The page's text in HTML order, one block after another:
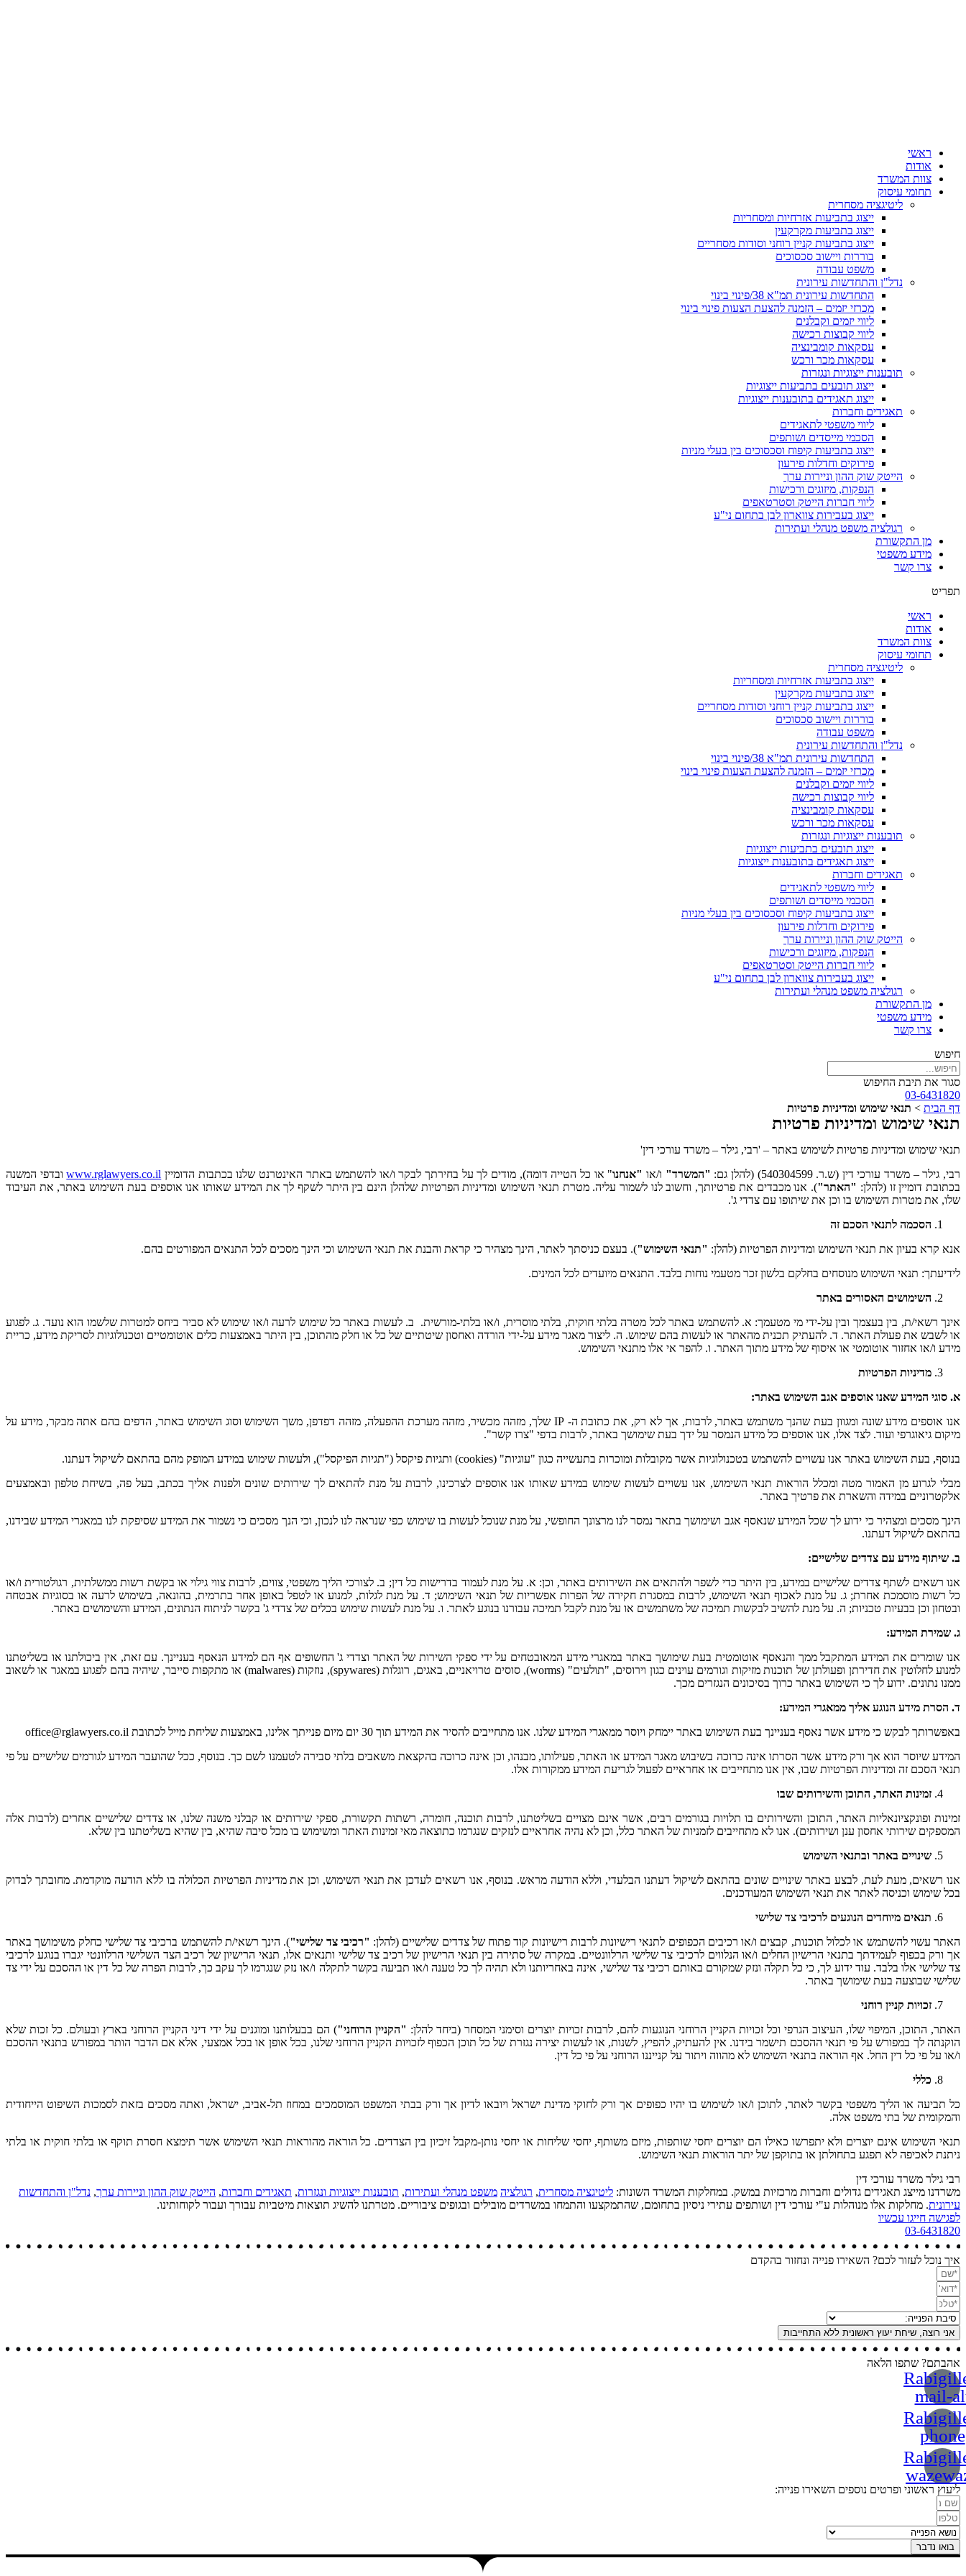
ראשי
אודות
צוות המשרד
תחומי עיסוק
ליטיגציה מסחרית
ייצוג בתביעות אזרחיות ומסחריות
ייצוג בתביעות מקרקעין
ייצוג בתביעות קניין רוחני וסודות מסחריים
בוררות ויישוב סכסוכים
משפט עבודה
נדל"ן והתחדשות עירונית
התחדשות עירונית תמ"א 38/פינוי בינוי
מכרזי יזמים – הזמנה להצעת הצעות פינוי בינוי
ליווי יזמים וקבלנים
ליווי קבוצות רכישה
עסקאות קומבינציה
עסקאות מכר ורכש
תובענות ייצוגיות ונגזרות
ייצוג תובעים בתביעות ייצוגיות
ייצוג תאגידים בתובענות ייצוגיות
תאגידים וחברות
ליווי משפטי לתאגידים
​הסכמי מייסדים ושותפים
​ייצוג בתביעות קיפוח וסכסוכים בין בעלי מניות
פירוקים וחדלות פירעון
הייטק שוק ההון וניירות ערך
הנפקות, מיזוגים ורכישות
ליווי חברות הייטק וסטרטאפים
ייצוג בעבירות צווארון לבן בתחום ני"ע
רגולציה משפט מנהלי ועתירות
מן התקשורת
מידע משפטי
צרו קשר
תפריט
ראשי
אודות
צוות המשרד
תחומי עיסוק
ליטיגציה מסחרית
ייצוג בתביעות אזרחיות ומסחריות
ייצוג בתביעות מקרקעין
ייצוג בתביעות קניין רוחני וסודות מסחריים
בוררות ויישוב סכסוכים
משפט עבודה
נדל"ן והתחדשות עירונית
התחדשות עירונית תמ"א 38/פינוי בינוי
מכרזי יזמים – הזמנה להצעת הצעות פינוי בינוי
ליווי יזמים וקבלנים
ליווי קבוצות רכישה
עסקאות קומבינציה
עסקאות מכר ורכש
תובענות ייצוגיות ונגזרות
ייצוג תובעים בתביעות ייצוגיות
ייצוג תאגידים בתובענות ייצוגיות
תאגידים וחברות
ליווי משפטי לתאגידים
​הסכמי מייסדים ושותפים
​ייצוג בתביעות קיפוח וסכסוכים בין בעלי מניות
פירוקים וחדלות פירעון
הייטק שוק ההון וניירות ערך
הנפקות, מיזוגים ורכישות
ליווי חברות הייטק וסטרטאפים
ייצוג בעבירות צווארון לבן בתחום ני"ע
רגולציה משפט מנהלי ועתירות
מן התקשורת
מידע משפטי
צרו קשר
חיפוש
סגור את תיבת החיפוש
03-6431820
דף הבית > תנאי שימוש ומדיניות פרטיות
תנאי שימוש ומדיניות פרטיות
תנאי שימוש ומדיניות פרטיות לשימוש באתר – 'רבי, גילר – משרד עורכי דין'
רבי, גילר – משרד עורכי דין (ש.ר. 540304599) (להלן גם:
"המשרד" ו/או "אנחנו" או כל הטייה דומה), מודים לך על בחירתך לבקר ו/או להשתמש באתר האינטרנט שלנו בכתבות הדומיין www.rglawyers.co.ilובדפי המשנה
בכתובת דומיין זו (להלן: "האתר"). אנו מכבדים את פרטיותך, וחשוב לנו לשמור עליה. מטרת תנאי השימוש ומדיניות הפרטיות שלהלן הינם בין היתר לשקף לך את המידע שאותו אנו אוספים בעת השימוש באתר, את העיבוד
שלו, את מטרות השימוש בו וכן את שיתופו עם צדדי ג'.
הסכמה לתנאי הסכם זה
אנא קרא בעיון את תנאי השימוש ומדיניות הפרטיות (להלן: "תנאי השימוש"). בעצם כניסתך לאתר, הינך מצהיר כי קראת והבנת את תנאי השימוש וכי הינך מסכים לכל התנאים המפורטים בהם.
לידיעתך: תנאי השימוש מנוסחים בחלקם בלשון זכר מטעמי נוחות בלבד. התנאים מיועדים לכל המינים.
השימושים האסורים באתר
אינך רשאי/ת, בין בעצמך ובין על-ידי מי מטעמך: א. להשתמש באתר לכל מטרה בלתי חוקית, בלתי מוסרית, ו/או בלתי-מורשית. ב. לעשות באתר כל שימוש לרעה ו/או שימוש לא סביר ביחס למטרות שלשמו הוא נועד. ג. לפגוע
או לשבש את פעולת האתר. ד. להעתיק תכנית מהאתר או לעשות בהם שימוש. ה. ליצור מאגר מידע על-ידי הורדה ואחסון שיטתיים של כל או חלק מהתוכן, בין היתר באמצעות כלים אוטומטיים וטכנולוגיות לסריקת מידע, כריית
מידע ו/או אחזור אוטומטי או איסוף של מידע מתוך האתר. ו. להפר אי אלו מתנאי השימוש.
מדיניות הפרטיות
א. סוגי המידע שאנו אוספים אגב השימוש באתר:
אנו אוספים מידע שונה ומגוון בעת שהנך משתמש באתר, לרבות, אך לא רק, את כתובת ה- IP שלך, מזהה מכשיר, מזהה מערכת ההפעלה, מזהה דפדפן, משך השימוש וסוג השימוש באתר, הדפים בהם אתה מבקר, מידע על
מיקום גיאוגרפי ועוד. לצד אלו, אנו אוספים כל מידע הנמסר על ידך בעת שימושך באתר, לרבות בדפי "צרו קשר".
בנוסף, בעת השימוש באתר אנו עשויים להשתמש בטכנולוגיות אשר מקובלות ומוכרות בתעשייה כגון "עוגיות" (cookies) ותגיות פיקסל ("תגיות הפיקסל"), ולעשות שימוש במידע המופק מהם בהתאם לשיקול דעתנו.
מבלי לגרוע מן האמור מטה ומכלל הוראות תנאי השימוש, אנו עשויים לעשות שימוש במידע שאותו אנו אוספים לצרכינו, לרבות על מנת להתאים לך שירותים שונים ולפנות אליך בכתב, בעל פה, בשיחת טלפון ובאמצעים
אלקטרוניים במידה והשארת את פרטיך באתר.
הינך מסכים ומצהיר כי ידוע לך שכל המידע שנאסף אגב ושימושך בתאר נמסר לנו מרצונך החופשי, על מנת שנוכל לעשות בו שימוש כפי שנראה לנו לנכון, וכי הנך מסכים כי נשמור את המידע שסיפקת לנו במאגרי המידע שבידנו,
בהתאם לשיקול דעתנו.
ב. שיתוף מידע עם צדדים שלישיים:
אנו רשאים לשתף צדדים שלישיים במידע, בין היתר כדי לשפר ולהתאים את השירותים באתר, וכן: א. על מנת לעמוד בדרישות כל דין; ב. לצורכי הליך משפטי, צווים, לרבות צווי גילוי או בקשת רשות ממשלתית, רגולטורית ו/או
כל רשות מוסמכת אחרת; ג. על מנת לאכוף תנאי השימוש, לרבות במסגרת חקירה של הפרות אפשריות של תנאי השימוש; ד. על מנת לגלות, למנוע או לטפל באופן אחר בתרמית, בהונאה, בשימוש לרעה או בסוגיות אבטחה
ובטחון וכן בבעיות טכניות; ה. על מנת להשיב לבקשות תמיכה של משתמשים או על מנת לקבל תמיכה עבורנו בנוגע לאתר. ו. על מנת לעשות שימוש בכלים של צדדי ג' בקשר לניתוח הנתונים, המידע והשימושים באתר.
ג. שמירת המידע:
אנו שומרים את המידע המתקבל ממך והנאסף אוטומטית בעת שימושך באתר במאגרי מידע המאובטחים על ידי ספקי השירות של האתר וצדדי ג' החשופים אף הם למידע הנאסף בעניינך. עם זאת, אין ביכולתנו או בשליטתנו
למנוע לחלוטין את חדירתן ופעולתן של תוכנות מזיקות וגורמים עוינים כגון וירוסים, "תולעים" (worms), סוסים טרויאניים, באגים, רוגלות (spywares), נוזקות (malwares) או מתקפות סייבר, שיהיה בהם לפגוע במאגר או לשאוב
ממנו נתונים. ידוע לך כי השימוש באתר כרוך בסיכונים הנגזרים מכך.
ד. הסרת מידע הנוגע אליך ממאגרי המידע:
באפשרותך לבקש כי מידע אשר נאסף בעניינך בעת השימוש באתר יימחק ויוסר ממאגרי המידע שלנו. אנו מתחייבים להסיר את המידע תוך 30 יום מיום פנייתך אלינו, באמצעות שליחת מייל לכתובת office@rglawyers.co.il
המידע שיוסר הוא אך ורק מידע אשר הסרתו אינה כרוכה בשיבוש מאגר המידע או האתר, פעילותו, מבנהו, וכן אינה כרוכה בהקצאת משאבים בלתי סבירה לטעמנו לשם כך. בנוסף, ככל שהועבר המידע לגורמים שלישיים על פי
תנאי הסכם זה ומדיניות הפרטיות שבו, אין אנו מתחייבים או אחראיים לפעול לגריעת המידע ממקורות אלו.
זמינות האתר, התוכן והשירותים שבו
זמינות ופונקציונאליות האתר, התוכן והשירותים בו תלויות בגורמים רבים, אשר אינם מצויים בשליטתנו, לרבות תוכנה, חומרה, רשתות תקשורת, ספקי שירותים או קבלני משנה שלנו, או צדדים שלישיים אחרים (לרבות אלה
המספקים שירותי אחסון ענן ושירותים). אנו לא מתחייבים לזמניות של האתר כלל, וכן לא נהיה אחראיים לנזקים שנגרמו כתוצאה מאי זמינות האתר ומשימוש בו מכל סיבה שהיא, בין שהיא בשליטתנו בין שלא.
שינויים באתר ובתנאי השימוש
אנו רשאים, מעת לעת, לבצע באתר שינויים שונים בהתאם לשיקול דעתנו הבלעדי, וללא הודעה מראש. בנוסף, אנו רשאים לעדכן את תנאי השימוש, וכן את מדיניות הפרטיות הכלולה בו ללא הודעה מוקדמת. מחובתך לבדוק
בכל שימוש וכניסה לאתר את תנאי השימוש המעודכנים.
תנאים מיוחדים הנוגעים לרכיבי צד שלישי
האתר עשוי להשתמש או לכלול תוכנות, קבצים ו/או רכיבים הכפופים לתנאי רישיונות לרבות רישיונות קוד פתוח של צדדים שלישיים (להלן: "רכיבי צד שלישי"). הינך רשאי/ת להשתמש ברכיבי צד שלישי כחלק משימושך באתר
אך ורק בכפוף לעמידתך בתנאי הרישיון החלים ו/או הנלווים לרכיבי צד שלישי הרלוונטיים. במקרה של סתירה בין תנאי הרישיון של רכיב צד שלישי ותנאים אלו, תנאי הרישיון של רכיב הצד השלישי הרלוונטי יגברו בנוגע לרכיבי
צד שלישי אלו בלבד. עוד ידוע לך, כי כל תקלה ונזק שמקורם באותם רכיבי צד שלישי, אינה באחריותנו ולא תהיה לך כל טענה ו/או תביעה בקשר לתקלה ו/או נזק שנגרמו לך עקב כך, לרבות הפרה של כל דין או ההסכם על ידי צד
שלישי שבוצעה בעת שימושך באתר.
זכויות קניין רוחני
האתר, התוכן, המיפוי שלו, העיצוב הגרפי וכל זכויות הקניין הרוחני הנוגעות להם, לרבות זכויות יוצרים וסימני המסחר (ביחד להלן: "הקניין הרוחני") הם בבעלותנו ומוגנים על ידי דיני הקניין הרוחני בארץ ובעולם. כל זכות שלא
הוקנתה לך במפורש על פי תנאי ההסכם תישמר בידנו. אין להעתיק, להפיץ, לשנות, או לעשות יצירה נגזרת של כל תוכן הכפוף לזכויות הקניין הרוחני שלנו, בכל אופן או בכל אמצעי, אלא אם הדבר הותר במפורש בתנאי ההסכם
ו/או על פי כל דין החל. אף הוראה בתנאי השימוש לא מהווה ויתור על קנייננו הרוחני על פי כל דין.
כללי
כל תביעה או הליך משפטי בקשר לאתר, לתוכן ו/או לשימוש בו יהיו כפופים אך ורק לחוקי מדינת ישראל ויובאו לדיון אך ורק בבתי המשפט המוסמכים במחוז תל-אביב, ישראל, ואתה מסכים בזאת לסמכות השיפוט הייחודית
והמקומית של בתי משפט אלה.
תנאי השימוש אינם יוצרים ולא יתפרשו כאילו הם יוצרים יחסי שותפות, מיזם משותף, יחסי שליחות או יחסי נותן-מקבל זיכיון בין הצדדים. כל הוראה מהוראות תנאי השימוש אשר תימצא חסרת תוקף או בלתי חוקית או בלתי
ניתנת לאכיפה לא תפגע בתחולתן או בתוקפן של יתר הוראות תנאי השימוש.
רבי גילר משרד עורכי דין
משרדנו מייצג תאגידים גדולים וחברות מרכזיות במשק. במחלקות המשרד השונות: ליטיגציה מסחרית, רגולציה משפט מנהלי ועתירות, תובענות ייצוגיות ונגזרות, תאגידים וחברות, הייטק שוק ההון וניירות ערך, נדל"ן והתחדשות
עירונית. מחלקות אלו מנוהלות ע"י עורכי דין ושותפים עתירי ניסיון בתחומם, שהתמקצעו והתמחו במשרדים מובילים ובגופים ציבוריים. מטרתנו להשיג תוצאות מיטביות עבורך ועבור לקוחותינו.
לפגישה חייגו עכשיו
03-6431820
איך נוכל לעזור לכם? השאירו פנייה ונחזור בהקדם
אני רוצה, שיחת יעוץ ראשונית ללא התחייבות
אהבתם? שתפו הלאה
mail-
phone
ליעוץ ראשוני ופרטים נוספים השאירו פנייה:
בואו נדבר